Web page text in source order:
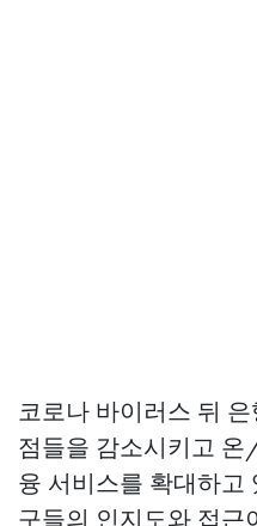
코로나 바이러스 뒤
점들을 감소시키고
융 서비스를 확대하고
구들의 인지도와 접근